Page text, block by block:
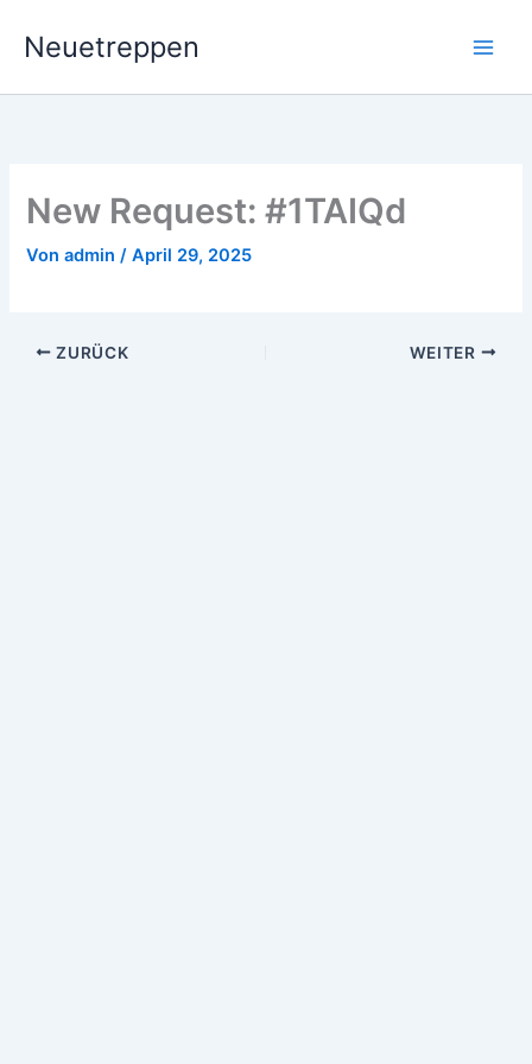
InhaltNeuetreppen
New Request: #1TAIQd
Vonadmin/April 29, 2025
ZURÜCK WEITER